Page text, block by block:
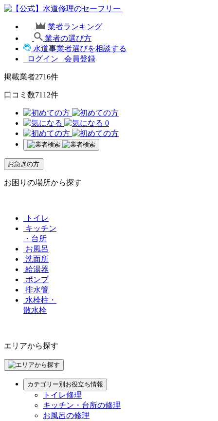
業者ランキング
業者の選び方
水道事業者選びを相談する
ログイン
会員登録
掲載業者2716件
口コミ数7112件
0
お急ぎの方
お困りの場所から探す
トイレ
キッチン
・台所
お風呂
洗面所
給湯器
ポンプ
排水管
水栓柱・
散水栓
エリアから探す
カテゴリー別お役立ち情報
トイレ修理
キッチン・台所の修理
お風呂の修理